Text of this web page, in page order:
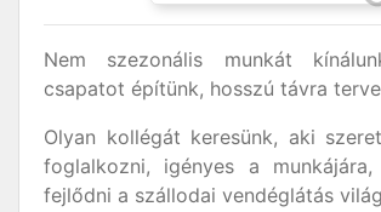
Nem szezonális munkát
csapatot építünk, hosszú távra
Olyan kollégát keresünk, aki
foglalkozni, igényes a
fejlődni a szállodai vendéglátás